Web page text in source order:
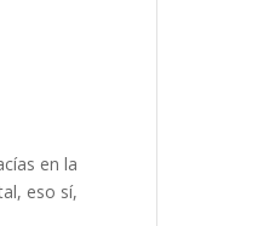
en la
eso sí,